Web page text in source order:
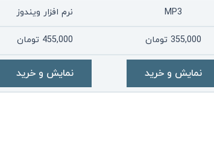
MP3 نرم افزار ویندوز
355,000 تومان 455,000 تومان
نمایش و خرید نمایش و خرید